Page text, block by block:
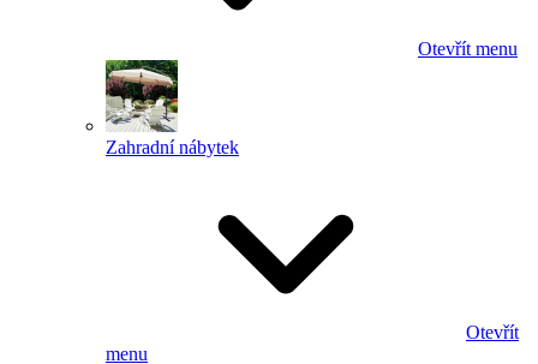
Otevřít menu
Zahradní nábytek
Otevřít
menu